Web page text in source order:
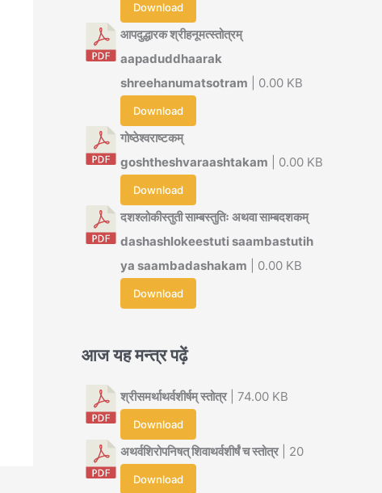
Download
आपदुद्धारक श्रीहनूमत्स्तोत्रम्
aapaduddhaarak
shreehanumatsotram | 0.00 KB
Download
गोष्ठेश्वराष्टकम्
goshtheshvaraashtakam | 0.00 KB
Download
दशश्लोकीस्तुती साम्बस्तुतिः अथवा साम्बदशकम्
dashashlokeestuti saambastutih
ya saambadashakam | 0.00 KB
Download
आज यह मन्त्र पढ़ें
श्रीसमर्थाथर्वशीर्षम् स्तोत्र| 74.00 KB
Download
अथर्वशिरोपनिषत् शिवाथर्वशीर्षं च स्तोत्र| 20
Download